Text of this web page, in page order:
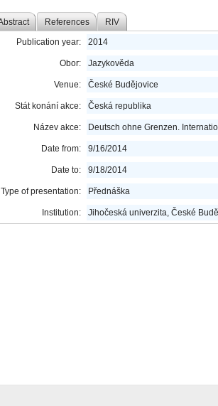
References RIV
Publication year: 2014
Obor: Jazykověda
Venue: České Budějovice
Stát konání akce: Česká republika
Název akce: Deutsch ohne Grenzen.
Date from: 9/16/2014
Date to: 9/18/2014
Type of presentation: Přednáška
Institution: Jihočeská univerzita, České